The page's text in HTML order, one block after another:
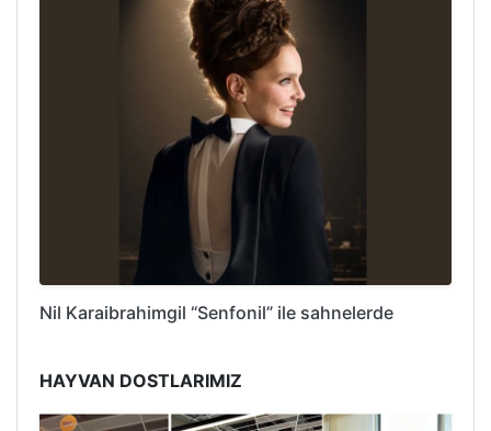
Nil Karaibrahimgil “Senfonil” ile sahnelerde
HAYVAN DOSTLARIMIZ